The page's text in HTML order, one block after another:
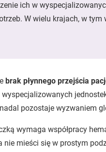
ich w
W wielu krajach, w tym
brak płynnego przejścia
pozostaje wyzwaniem
wymaga współpracy
nie mieści się w prostym